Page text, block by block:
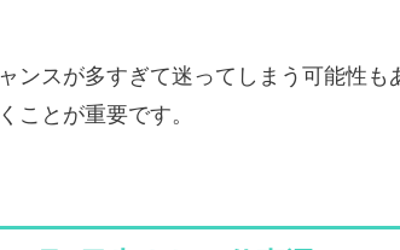
ンスが多すぎて迷ってしまう可能性
ことが重要です。